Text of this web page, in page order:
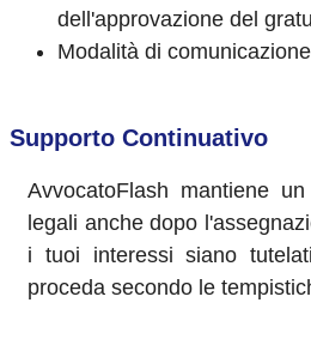
dell'approvazione del
Modalità di
Supporto Continuativo
AvvocatoFlash mantiene
legali anche dopo
i tuoi interessi siano
proceda secondo le